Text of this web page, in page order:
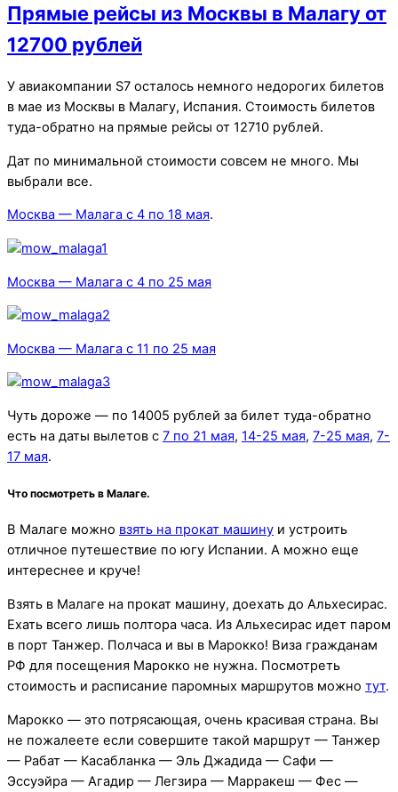
Прямые рейсы из Москвы в Малагу от
12700 рублей
У авиакомпании S7 осталось немного недорогих билетов
в мае из Москвы в Малагу, Испания. Стоимость билетов
туда-обратно на прямые рейсы от 12710 рублей.
Дат по минимальной стоимости совсем не много. Мы
выбрали все.
Москва — Малага с 4 по 18 мая.
Москва — Малага с 4 по 25 мая
Москва — Малага с 11 по 25 мая
Чуть дороже — по 14005 рублей за билет туда-обратно
есть на даты вылетов с 7 по 21 мая, 14-25 мая, 7-25 мая, 7-
17 мая.
Что посмотреть в Малаге.
В Малаге можно взять на прокат машину и устроить
отличное путешествие по югу Испании. А можно еще
интереснее и круче!
Взять в Малаге на прокат машину, доехать до Альхесирас.
Ехать всего лишь полтора часа. Из Альхесирас идет паром
в порт Танжер. Полчаса и вы в Марокко! Виза гражданам
РФ для посещения Марокко не нужна. Посмотреть
стоимость и расписание паромных маршрутов можно тут.
Марокко — это потрясающая, очень красивая страна. Вы
не пожалеете если совершите такой маршрут — Танжер
— Рабат — Касабланка — Эль Джадида — Сафи —
Эссуэйра — Агадир — Легзира — Марракеш — Феc —